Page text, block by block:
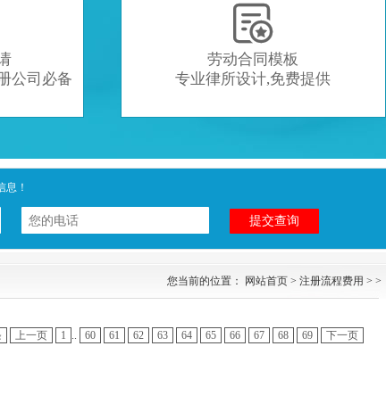
公司必备

劳动合同模板
专业律所设计,免费提供
息！
您当前的位置： 网站首页 > 注册流程费用 > >
上一页 1 .. 60 61 62 63 64 65 66 67 68 69 下一页